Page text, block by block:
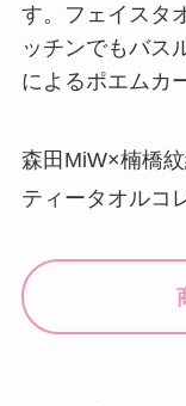
す。フェイスタ
ッチンでもバス
によるポエムカ
森田MiW×楠橋
ティータオルコ